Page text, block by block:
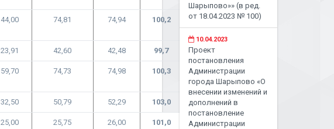
44,00 74,81 74,94 100,2
23,91 42,60 42,48 99,7
59,70 74,73 74,98 100,3
32,50 50,79 52,29 103,0
25,00 25,75 26,00 101,0
Шарыпово»» (в ред.
от 18.04.2023 № 100)
10.04.2023
Проект
постановления
Администрации
города Шарыпово «О
внесении изменений и
дополнений в
постановление
Администрации